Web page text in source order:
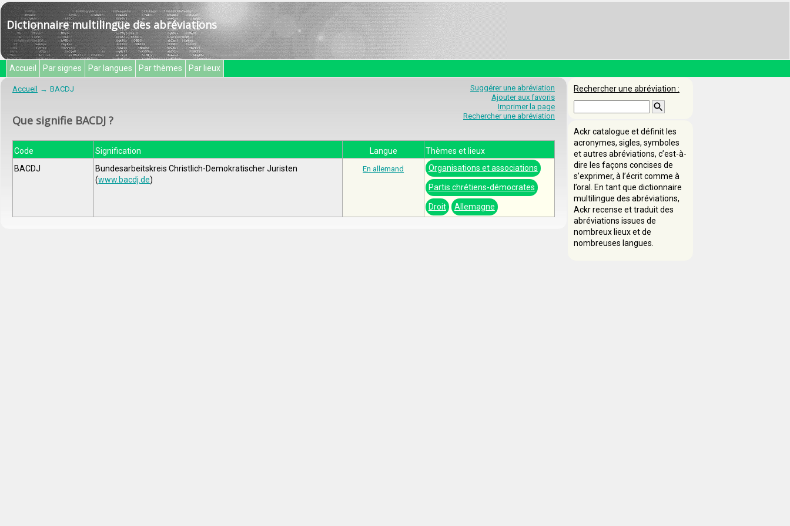
Dictionnaire multilingue des abréviations
Accueil Par signes Par langues Par thèmes Par lieux
Suggérer une abréviation
Ajouter aux favoris
Imprimer la page
Rechercher une abréviation
Accueil BACDJ
Que signifie BACDJ ?
Code Signification Langue
Thèmes et lieux
BACDJ
Bundesarbeitskreis Christlich-Demokratischer Juristen
(www.bacdj.de)
En allemand Organisations et associations
Partis chrétiens-démocrates
Droit Allemagne
Rechercher une abréviation :
Ackr catalogue et définit les
acronymes, sigles, symboles
et autres abréviations, c’est-à-
dire les façons concises de
s’exprimer, à l’écrit comme à
l’oral. En tant que dictionnaire
multilingue des abréviations,
Ackr recense et traduit des
abréviations issues de
nombreux lieux et de
nombreuses langues.